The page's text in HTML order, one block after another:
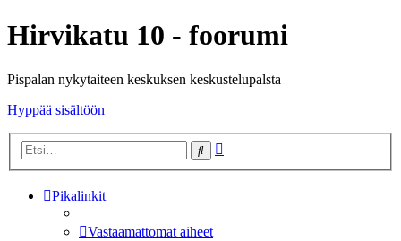
Hirvikatu 10 - foorumi
Pispalan nykytaiteen keskuksen keskustelupalsta
Hyppää sisältöön
Etsi
Pikalinkit
Vastaamattomat aiheet